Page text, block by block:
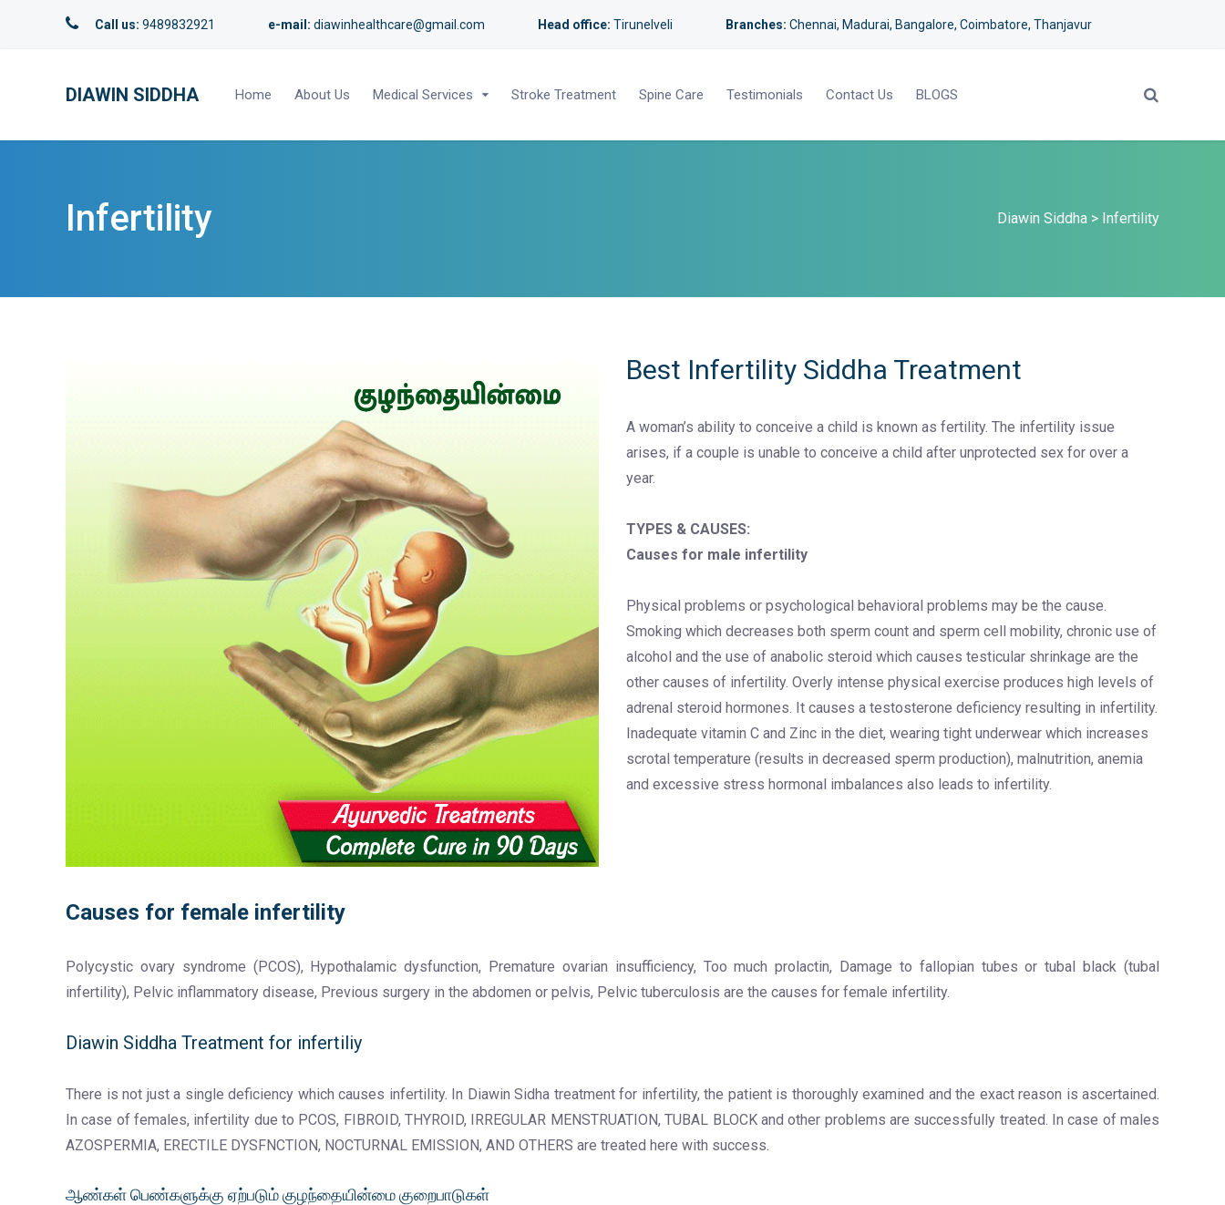
Call us: 9489832921 e-mail: diawinhealthcare@gmail.com Head office: Tirunelveli Branches: Chennai, Madurai, Bangalore, Coimbatore, Thanjavur
DIAWIN SIDDHA Home About Us Medical Services Stroke Treatment Spine Care Testimonials Contact Us BLOGS
Infertility Diawin Siddha > Infertility
Best Infertility Siddha Treatment
A woman’s ability to conceive a child is known as fertility. The infertility issue
arises, if a couple is unable to conceive a child after unprotected sex for over a
year.
TYPES & CAUSES:
Causes for male infertility
Physical problems or psychological behavioral problems may be the cause.
Smoking which decreases both sperm count and sperm cell mobility, chronic use of
alcohol and the use of anabolic steroid which causes testicular shrinkage are the
other causes of infertility. Overly intense physical exercise produces high levels of
adrenal steroid hormones. It causes a testosterone deficiency resulting in infertility.
Inadequate vitamin C and Zinc in the diet, wearing tight underwear which increases
scrotal temperature (results in decreased sperm production), malnutrition, anemia
and excessive stress hormonal imbalances also leads to infertility.
Causes for female infertility
Polycystic ovary syndrome (PCOS), Hypothalamic dysfunction, Premature ovarian insufficiency, Too much prolactin, Damage to fallopian tubes or tubal black (tubal
infertility), Pelvic inflammatory disease, Previous surgery in the abdomen or pelvis, Pelvic tuberculosis are the causes for female infertility.
Diawin Siddha Treatment for infertiliy
There is not just a single deficiency which causes infertility. In Diawin Sidha treatment for infertility, the patient is thoroughly examined and the exact reason is ascertained.
In case of females, infertility due to PCOS, FIBROID, THYROID, IRREGULAR MENSTRUATION, TUBAL BLOCK and other problems are successfully treated. In case of males
AZOSPERMIA, ERECTILE DYSFNCTION, NOCTURNAL EMISSION, AND OTHERS are treated here with success.
ஆண்கள் பெண்களுக்கு ஏற்படும் குழந்தையின்மை குறைபாடுகள்